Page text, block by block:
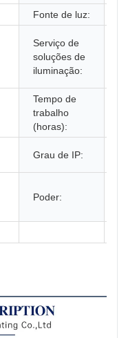
Fonte de luz:
Serviço de
soluções de
iluminação:
Tempo de
trabalho
(horas):
Grau de IP:
Poder: